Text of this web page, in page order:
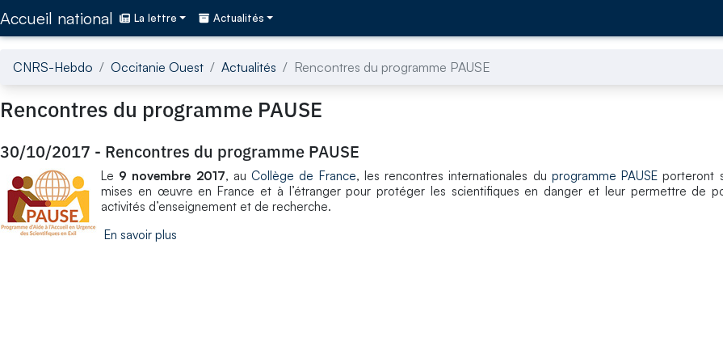
Accueil national La lettre Actualités
CNRS-Hebdo Occitanie Ouest Actualités Rencontres du programme PAUSE
Rencontres du programme PAUSE
30/10/2017 - Rencontres du programme PAUSE
Le 9 novembre 2017, au Collège de France, les rencontres internationales du programme PAUSE porteront
mises en œuvre en France et à l’étranger pour protéger les scientifiques en danger et leur permettre de
activités d’enseignement et de recherche.
En savoir plus